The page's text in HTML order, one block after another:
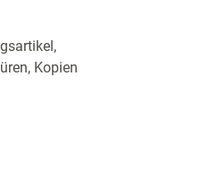
Kopien